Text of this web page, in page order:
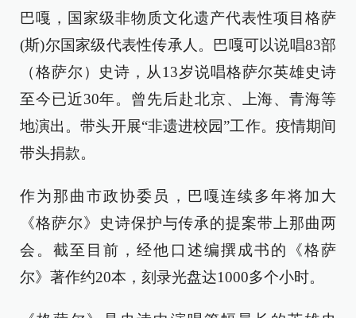
巴嘎，国家级非物质文化遗产代表性项目格萨
(斯)尔国家级代表性传承人。巴嘎可以说唱83部
（格萨尔）史诗，从13岁说唱格萨尔英雄史诗
至今已近30年。曾先后赴北京、上海、青海等
地演出。带头开展“非遗进校园”工作。疫情期间
带头捐款。
作为那曲市政协委员，巴嘎连续多年将加大
《格萨尔》史诗保护与传承的提案带上那曲两
会。截至目前，经他口述编撰成书的《格萨
尔》著作约20本，刻录光盘达1000多个小时。